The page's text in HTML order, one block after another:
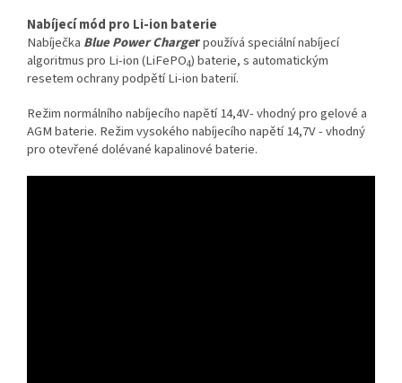
Nabíjecí mód pro Li-ion baterie
Nabíječka Blue Power Chargerpoužívá speciální nabíjecí
algoritmus pro Li-ion (LiFePO4) baterie, s automatickým
resetem ochrany podpětí Li-ion baterií.
Režim normálního nabíjecího napětí 14,4V- vhodný pro gelové a
AGM baterie. Režim vysokého nabíjecího napětí 14,7V - vhodný
pro otevřené dolévané kapalinové baterie.